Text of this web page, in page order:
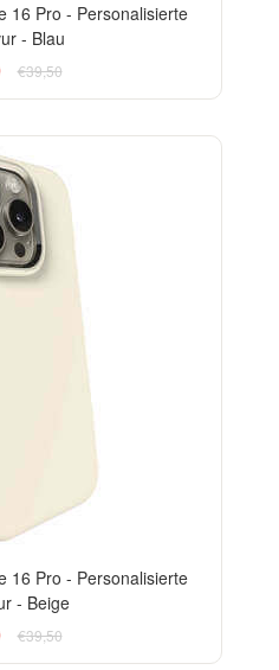
16 Pro - Personalisierte
- Blau
€39,50
16 Pro - Personalisierte
- Beige
€39,50